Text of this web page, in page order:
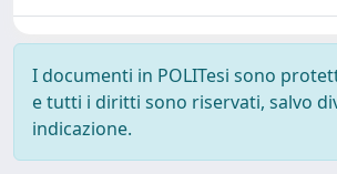
I documenti in POLITesi sono
e tutti i diritti sono riservati, salvo
indicazione.